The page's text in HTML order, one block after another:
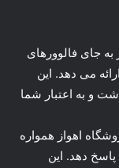
به جای فالوورهای
می دهد. این
و به اعتبار شما
اهواز همواره
دهد. این